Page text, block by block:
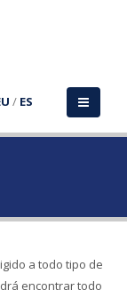
/ ES
a todo tipo de
encontrar todo